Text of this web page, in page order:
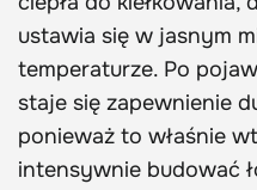
ustawia się w jasnym
temperaturze. Po
staje się zapewnienie
ponieważ to właśnie
intensywnie budować